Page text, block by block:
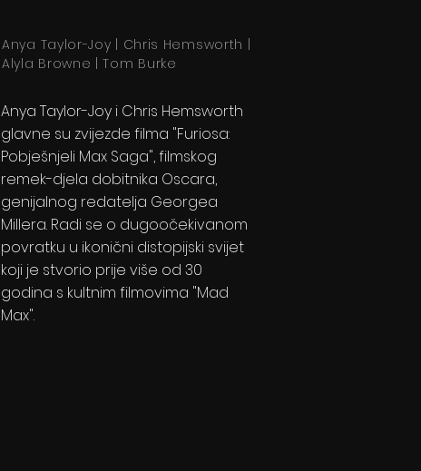
Anya Taylor-Joy | Chris Hemsworth |
Alyla Browne | Tom Burke
Anya Taylor-Joy i Chris Hemsworth
glavne su zvijezde filma "Furiosa:
Pobješnjeli Max Saga", filmskog
remek-djela dobitnika Oscara,
genijalnog redatelja Georgea
Millera. Radi se o dugoočekivanom
povratku u ikonični distopijski svijet
koji je stvorio prije više od 30
godina s kultnim filmovima "Mad
Max".